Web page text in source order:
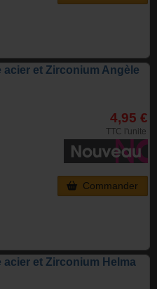
et Zirconium Angèle
4,95 €
TTC l'unite
Commander
et Zirconium Helma